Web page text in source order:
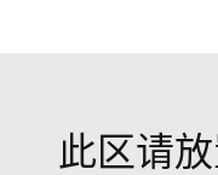
此区请